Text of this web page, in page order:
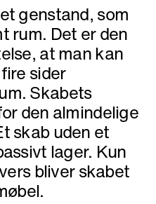
genstand, som
rum. Det er den
at man kan
sider
Skabets
den almindelige
skab uden et
lager. Kun
bliver skabet